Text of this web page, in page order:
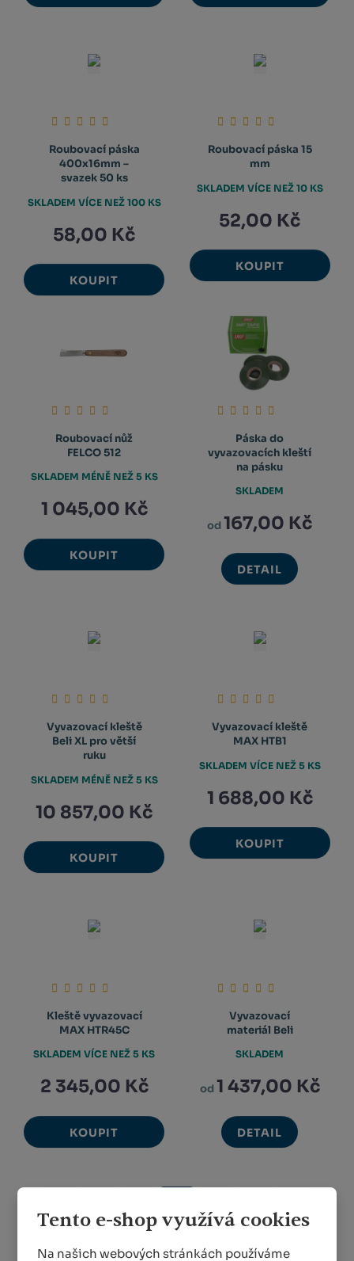
Tento e-shop využívá cookies
Na našich webových stránkách používáme
Roubovací páska
400x16mm –
svazek 50 ks
58,00 Kč
KOUPIT
SKLADEM VÍCE NEŽ 100 KS
Roubovací páska 15
mm
52,00 Kč
KOUPIT
SKLADEM VÍCE NEŽ 10 KS
Roubovací nůž
FELCO 512
1 045,00 Kč
KOUPIT
SKLADEM MÉNĚ NEŽ 5 KS
Páska do
vyvazovacích kleští
na pásku
od 167,00 Kč
DETAIL
SKLADEM
Vyvazovací kleště
Beli XL pro větší
ruku
10 857,00 Kč
KOUPIT
SKLADEM MÉNĚ NEŽ 5 KS
Vyvazovací kleště
MAX HTB1
1 688,00 Kč
KOUPIT
SKLADEM VÍCE NEŽ 5 KS
Kleště vyvazovací
MAX HTR45C
2 345,00 Kč
KOUPIT
SKLADEM VÍCE NEŽ 5 KS
Vyvazovací
materiál Beli
od1 437,00 Kč
DETAIL
SKLADEM
Vinohradnictví